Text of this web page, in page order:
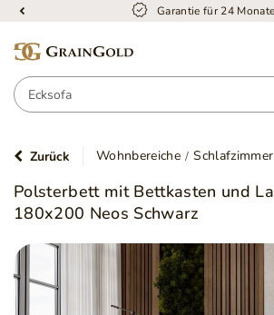
Garantie für 24 Monate
Zurück Wohnbereiche Schlafzimmer
Polsterbett mit Bettkasten und
180x200 Neos Schwarz